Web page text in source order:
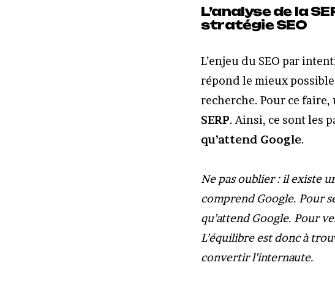
L’analyse de la
stratégie SEO
L’enjeu du SEO par
répond le mieux
recherche. Pour ce faire,
SERP. Ainsi, ce sont les
qu’attend Google.
Ne pas oublier : il existe
comprend Google. Pour
qu’attend Google. Pour
L’équilibre est donc à
convertir l’internaute.